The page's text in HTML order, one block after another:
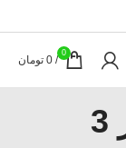
0
/
0 تومان